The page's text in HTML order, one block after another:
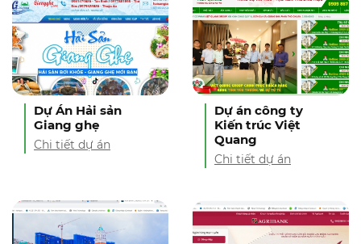
Dự Án Hải sản
Giang ghẹ
Chi tiết dự án
Dự án công ty
Kiến trúc Việt
Quang
Chi tiết dự án